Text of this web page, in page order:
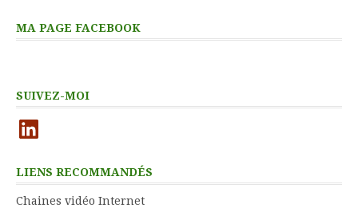
MA PAGE FACEBOOK
SUIVEZ-MOI
LinkedIn
LIENS RECOMMANDÉS
Chaines vidéo Internet